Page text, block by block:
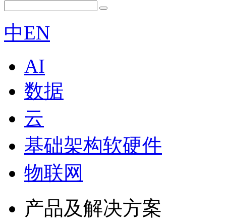
中EN
AI
数据
云
基础架构软硬件
物联网
产品及解决方案